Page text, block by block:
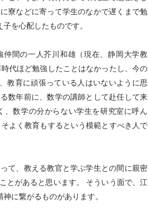
寮などに寄って学生のなかで遅くまで勉
を心配したものです。
間の一人芥川和雄（現在、静岡大学教
代ほど勉強したことはなかったし、今の
教育に頑張っている人はいないように思
数年前に、数学の講師として赴任して来
数学の分からない学生を研究室に呼ん
よく教育もするという模範とすべき人で
て、教える教官と学ぶ学生との間に親密
とがあると思います。 そういう面で、江
に繋がるものがあります。